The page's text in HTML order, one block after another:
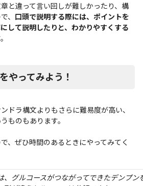
と違って言い回しが難しかったり、構
、 口頭で説明する際には、ポイントを
して説明したりと、わかりやすくする
やってみよう！
ドラ構文よりもさらに難易度が高い、
ものもあります。
、ぜひ時間のあるときにやってみてく
、グルコースがつながってできたデンプ